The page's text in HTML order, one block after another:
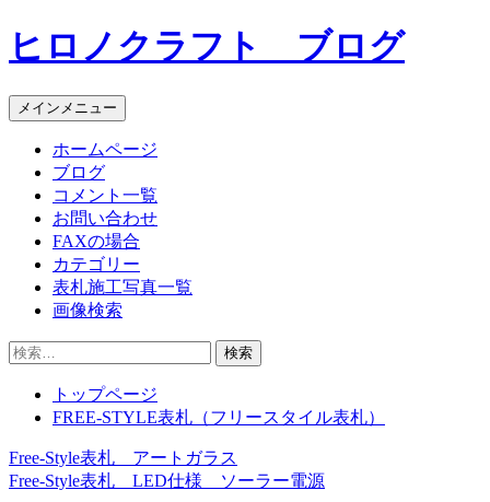
コ
ン
ン
ツ
ヒロノクラフト ブログ
メインメニュー
ホームページ
ブログ
コメント一覧
お問い合わせ
FAXの場合
カテゴリー
表札施工写真一覧
画像検索
検
トップページ
FREE-STYLE表札（フリースタイル表札）
投
Free-Style表札 アートガラス
Free-Style表札 LED仕様 ソーラー電源